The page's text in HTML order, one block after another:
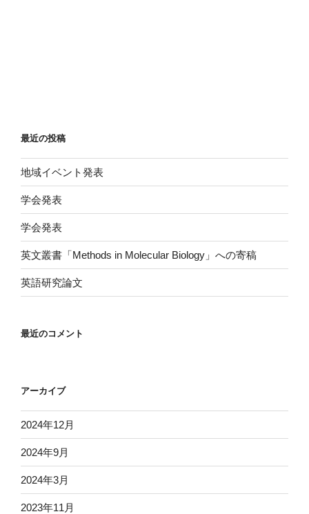
最近の投稿
地域イベント発表
学会発表
学会発表
英文叢書「Methods in Molecular Biology」への寄稿
英語研究論文
最近のコメント
アーカイブ
2024年12月
2024年9月
2024年3月
2023年11月